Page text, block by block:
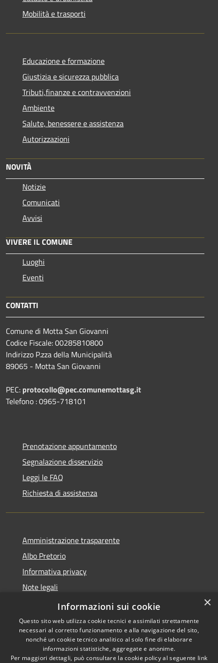
Mobilità e trasporti
Educazione e formazione
Giustizia e sicurezza pubblica
Tributi,finanze e contravvenzioni
Ambiente
Salute, benessere e assistenza
Autorizzazioni
NOVITÀ
Notizie
Comunicati
Avvisi
VIVERE IL COMUNE
Luoghi
Eventi
CONTATTI
Comune di Motta San Giovanni
Codice Fiscale: 00285810800
Indirizzo P.zza della Municipalità
89065 - Motta San Giovanni
PEC: protocollo@pec.comunemottasg.it
Telefono : 0965-718101
Prenotazione appuntamento
Segnalazione disservizio
Leggi le FAQ
Richiesta di assistenza
Amministrazione trasparente
Albo Pretorio
Informativa privacy
Note legali
Dichiarazione di accessibilità
Copyright © 2026 • Comune di
×
Informazioni sui cookie
Questo sito web utilizza cookie tecnici e assimilati strettamente
necessari al corretto funzionamento e alla navigazione del sito,
nonché un cookie tecnico analitico al solo fine di elaborare
informazioni statistiche, aggregate e anonime.
Per maggiori dettagli, può consultare la cookie policy al seguente link